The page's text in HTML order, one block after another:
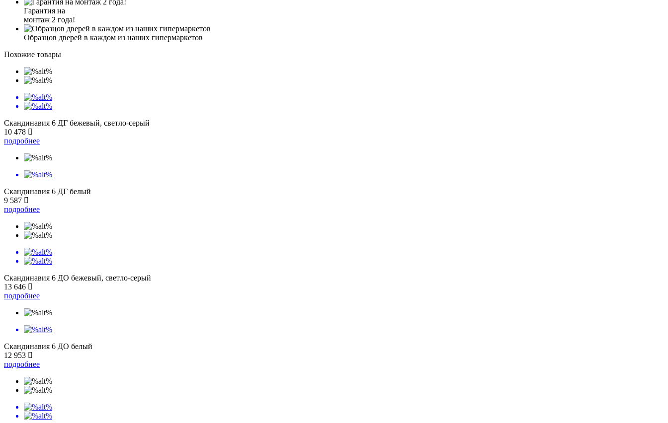
Гарантия на
монтаж 2 года!
Образцов дверей в каждом из наших гипермаркетов
Похожие товары
Скандинавия 6 ДГ бежевый, светло-серый
10 478
подробнее
Скандинавия 6 ДГ белый
9 587
подробнее
Скандинавия 6 ДО бежевый, светло-серый
13 646
подробнее
Скандинавия 6 ДО белый
12 953
подробнее